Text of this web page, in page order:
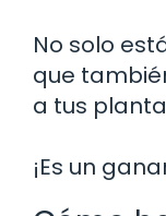
No solo
que
a tus
¡Es un